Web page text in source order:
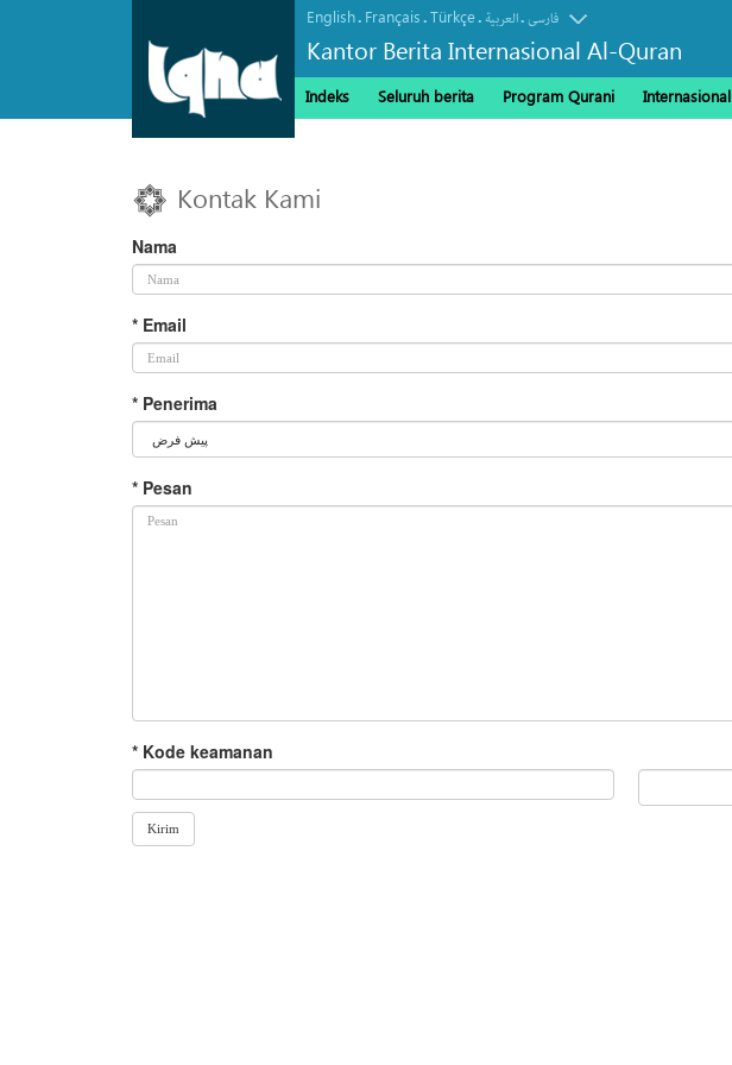
English. Français.Türkçe. العربیة.فارسی
Kantor Berita Internasional Al-Quran
Indeks Seluruh berita Program Qurani Internasional
Kontak Kami
Nama
* Email
* Penerima
* Pesan
* Kode keamanan